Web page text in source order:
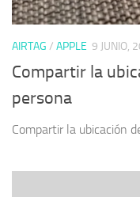
AIRTAG / APPLE 9 JUNIO,
Compartir la
persona
Compartir la ubicación